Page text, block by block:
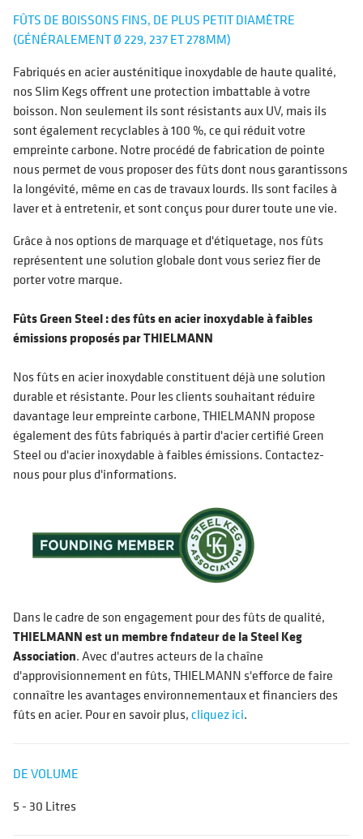
FÛTS DE BOISSONS FINS, DE PLUS PETIT DIAMÈTRE
(GÉNÉRALEMENT Ø 229, 237 ET 278MM)
Fabriqués en acier austénitique inoxydable de haute qualité,
nos Slim Kegs offrent une protection imbattable à votre
boisson. Non seulement ils sont résistants aux UV, mais ils
sont également recyclables à 100 %, ce qui réduit votre
empreinte carbone. Notre procédé de fabrication de pointe
nous permet de vous proposer des fûts dont nous garantissons
la longévité, même en cas de travaux lourds. Ils sont faciles à
laver et à entretenir, et sont conçus pour durer toute une vie.
Grâce à nos options de marquage et d'étiquetage, nos fûts
représentent une solution globale dont vous seriez fier de
porter votre marque.
Fûts Green Steel : des fûts en acier inoxydable à faibles
émissions proposés par THIELMANN
Nos fûts en acier inoxydable constituent déjà une solution
durable et résistante. Pour les clients souhaitant réduire
davantage leur empreinte carbone, THIELMANN propose
également des fûts fabriqués à partir d'acier certifié Green
Steel ou d'acier inoxydable à faibles émissions. Contactez-
nous pour plus d'informations.
Dans le cadre de son engagement pour des fûts de qualité,
THIELMANN est un membre fndateur de la Steel Keg
Association. Avec d'autres acteurs de la chaîne
d'approvisionnement en fûts, THIELMANN s'efforce de faire
connaître les avantages environnementaux et financiers des
fûts en acier. Pour en savoir plus,cliquez ici.
DE VOLUME
5 - 30 Litres